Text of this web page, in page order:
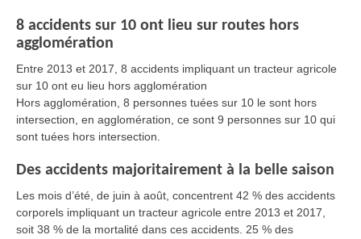
8 accidents sur 10 ont lieu sur routes hors
agglomération
Entre 2013 et 2017, 8 accidents impliquant un tracteur agricole
sur 10 ont eu lieu hors agglomération
Hors agglomération, 8 personnes tuées sur 10 le sont hors
intersection, en agglomération, ce sont 9 personnes sur 10 qui
sont tuées hors intersection.
Des accidents majoritairement à la belle saison
Les mois d’été, de juin à août, concentrent 42 % des accidents
corporels impliquant un tracteur agricole entre 2013 et 2017,
soit 38 % de la mortalité dans ces accidents. 25 % des